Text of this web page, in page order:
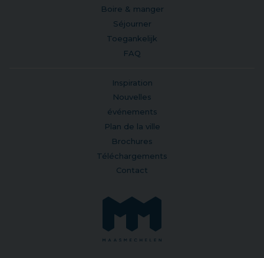
Boire & manger
Séjourner
Toegankelijk
FAQ
Inspiration
Nouvelles
événements
Plan de la ville
Brochures
Téléchargements
Contact